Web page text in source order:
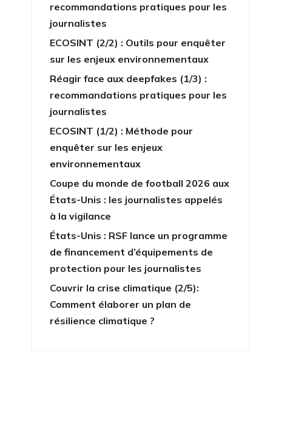
recommandations pratiques pour les
journalistes
ECOSINT (2/2) : Outils pour enquêter
sur les enjeux environnementaux
Réagir face aux deepfakes (1/3) :
recommandations pratiques pour les
journalistes
ECOSINT (1/2) : Méthode pour
enquêter sur les enjeux
environnementaux
Coupe du monde de football 2026 aux
États-Unis : les journalistes appelés
à la vigilance
États-Unis : RSF lance un programme
de financement d’équipements de
protection pour les journalistes
Couvrir la crise climatique (2/5):
Comment élaborer un plan de
résilience climatique ?